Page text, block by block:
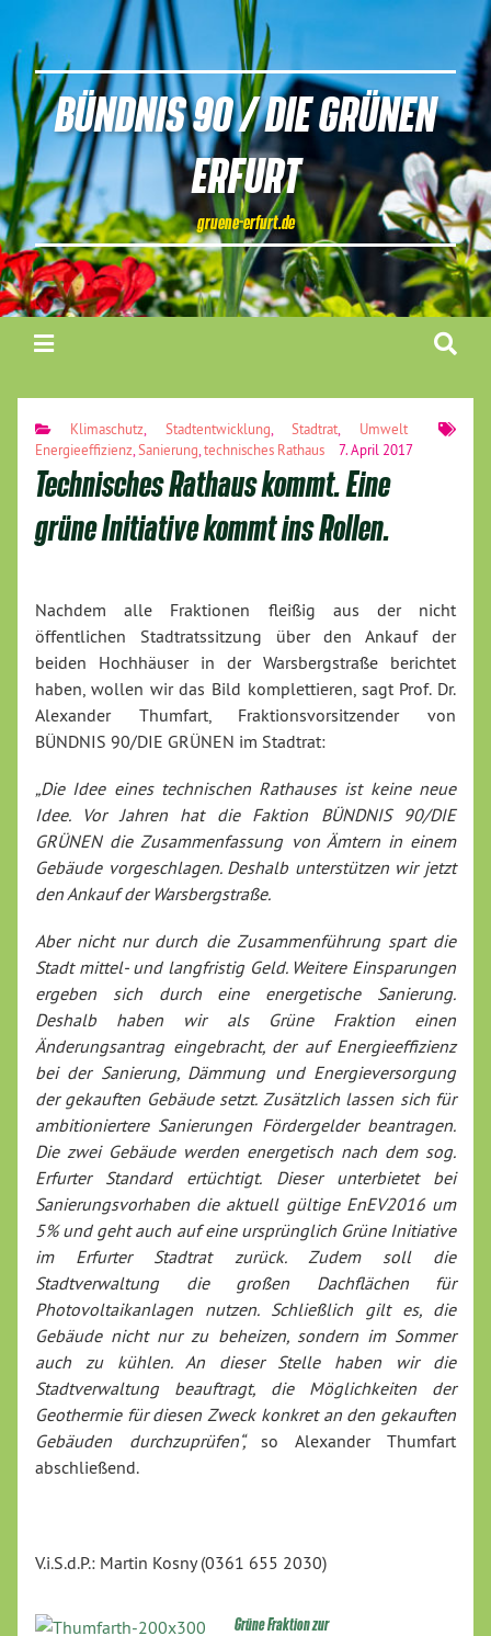
BÜNDNIS 90 / DIE GRÜNEN
ERFURT
gruene-erfurt.de
Klimaschutz, Stadtentwicklung ,Stadtrat
Umwelt
Energieeffizienz Sanierung technisches Rathaus 7. April 2017
Technisches Rathaus kommt. Eine
grüne Initiative kommt ins Rollen.
Nachdem alle Fraktionen fleißig aus der nicht
öffentlichen Stadtratssitzung über den Ankauf der
beiden Hochhäuser in der Warsbergstraße berichtet
haben, wollen wir das Bild komplettieren, sagt Prof. Dr.
Alexander Thumfart, Fraktionsvorsitzender von
BÜNDNIS 90/DIE GRÜNEN im Stadtrat:
„Die Idee eines technischen Rathauses ist keine neue
Idee. Vor Jahren hat die Faktion BÜNDNIS 90/DIE
GRÜNEN die Zusammenfassung von Ämtern in einem
Gebäude vorgeschlagen. Deshalb unterstützen wir jetzt
den Ankauf der Warsbergstraße.
Aber nicht nur durch die Zusammenführung spart die
Stadt mittel- und langfristig Geld. Weitere Einsparungen
ergeben sich durch eine energetische Sanierung.
Deshalb haben wir als Grüne Fraktion einen
Änderungsantrag eingebracht, der auf Energieeffizienz
bei der Sanierung, Dämmung und Energieversorgung
der gekauften Gebäude setzt. Zusätzlich lassen sich für
ambitioniertere Sanierungen Fördergelder beantragen.
Die zwei Gebäude werden energetisch nach dem sog.
Erfurter Standard ertüchtigt. Dieser unterbietet bei
Sanierungsvorhaben die aktuell gültige EnEV2016 um
5% und geht auch auf eine ursprünglich Grüne Initiative
im Erfurter Stadtrat zurück. Zudem soll die
Stadtverwaltung die großen Dachflächen für
Photovoltaikanlagen nutzen. Schließlich gilt es, die
Gebäude nicht nur zu beheizen, sondern im Sommer
auch zu kühlen. An dieser Stelle haben wir die
Stadtverwaltung beauftragt, die Möglichkeiten der
Geothermie für diesen Zweck konkret an den gekauften
Gebäuden durchzuprüfen“, so Alexander Thumfart
abschließend.
V.i.S.d.P.: Martin Kosny (0361 655 2030)
Grüne Fraktion zur